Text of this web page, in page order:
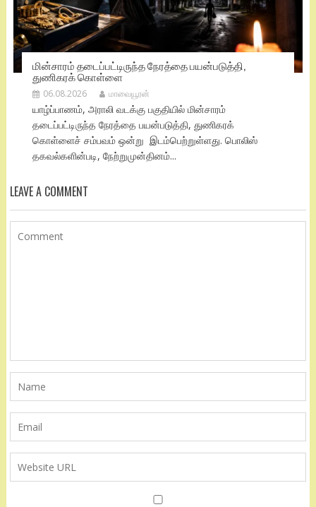
மின்சாரம் தடைப்பட்டிருந்த நேரத்தை பயன்படுத்தி,
துணிகரக் கொள்ளை
06.08.2026 மாவையூரன்
யாழ்ப்பாணம், அராலி வடக்கு பகுதியில் மின்சாரம்
தடைப்பட்டிருந்த நேரத்தை பயன்படுத்தி, துணிகரக்
கொள்ளைச் சம்பவம் ஒன்று இடம்பெற்றுள்ளது. பொலிஸ்
தகவல்களின்படி, நேற்றுமுன்தினம்...
LEAVE A COMMENT